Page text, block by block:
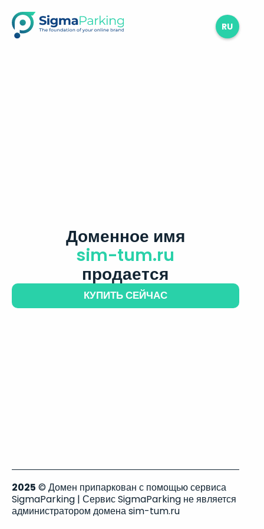
RU
Доменное имя
sim-tum.ru
продается
КУПИТЬ СЕЙЧАС
2025 © Домен припаркован с помощью сервиса
SigmaParking | Сервис SigmaParking не является
администратором домена sim-tum.ru